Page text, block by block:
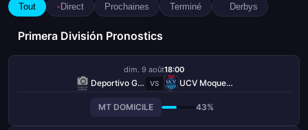
Tout Direct Prochaines Terminé Derbys
Primera División Pronostics
dim. 9 août18:00
Deportivo Garcilaso VS UCV Moquegua
MT DOMICILE 43%